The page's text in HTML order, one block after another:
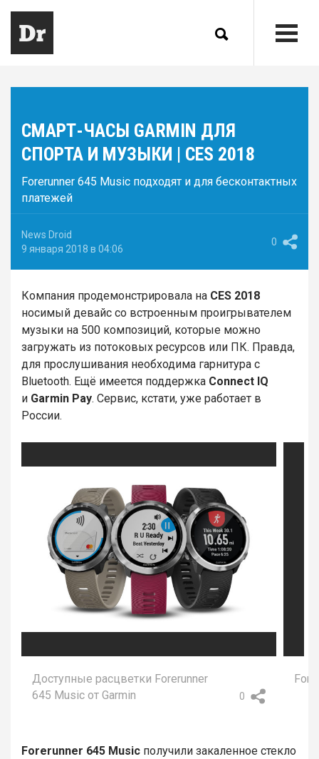
СМАРТ-ЧАСЫ GARMIN ДЛЯ
СПОРТА И МУЗЫКИ | CES 2018
Forerunner 645 Music подходят и для бесконтактных
платежей
News Droid
9 января 2018 в 04:06
0
Компания продемонстрировала на CES 2018
носимый девайс со встроенным проигрывателем
музыки на 500 композиций, которые можно
загружать из потоковых ресурсов или ПК. Правда,
для прослушивания необходима гарнитура с
Bluetooth. Ещё имеется поддержка Connect IQ
и Garmin Pay. Сервис, кстати, уже работает в
России.
0
Доступные расцветки Forerunner
645 Music от Garmin
Forerunner 645 Music получили закаленное стекло